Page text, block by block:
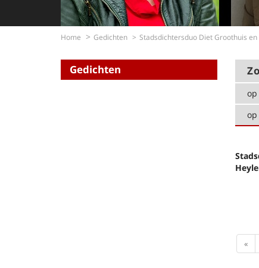
Home Gedichten Stadsdichtersduo Diet Groothuis
Gedichten
«First